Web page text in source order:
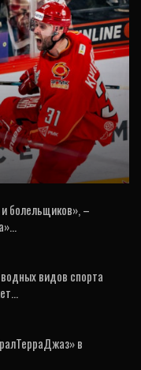
уральцы
льду и
болельщиков», –
видов спорта
в